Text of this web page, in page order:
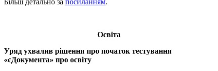
Освіта
Уряд ухвалив рішення про початок тестування
«єДокумента» про освіту